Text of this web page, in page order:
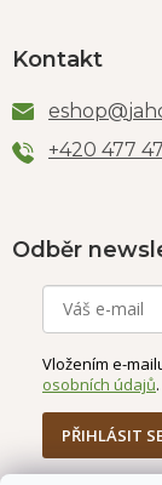
Kontakt
eshop@
+420 477
Odběr
Vložením e-
osobních údajů.
PŘIHLÁSIT